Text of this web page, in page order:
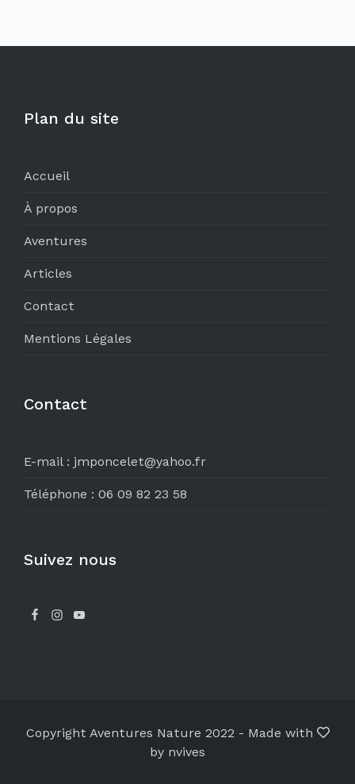
Plan du site
Accueil
À propos
Aventures
Articles
Contact
Mentions Légales
Contact
E-mail : jmponcelet@yahoo.fr
Téléphone : 06 09 82 23 58
Suivez nous
Copyright Aventures Nature 2022 - Made with
by nvives